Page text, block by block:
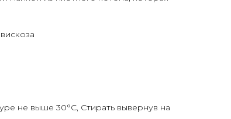
не выше 30°C, Стирать вывернув на